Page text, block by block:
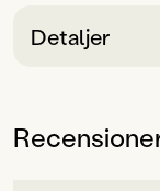
som Julis pappa
Detaljer
9-12